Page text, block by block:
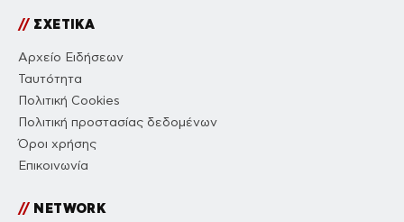
//ΣΧΕΤΙΚΑ
Αρχείο Ειδήσεων
Ταυτότητα
Πολιτική Cookies
Πολιτική προστασίας δεδομένων
Όροι χρήσης
Επικοινωνία
//NETWORK